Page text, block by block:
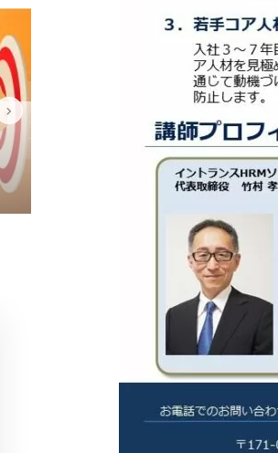
できるリーダーになるた
の「仕事の道具箱」